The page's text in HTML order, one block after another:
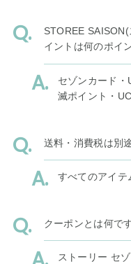
STOREE
イントは何のポイ
セゾンカード
滅ポイント・
送料・消費税は別
すべてのアイテ
クーポンとは何で
ストーリー セ